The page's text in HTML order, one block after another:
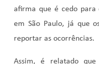
afirma que é cedo para
em São Paulo, já que
reportar as ocorrências.
Assim, é relatado